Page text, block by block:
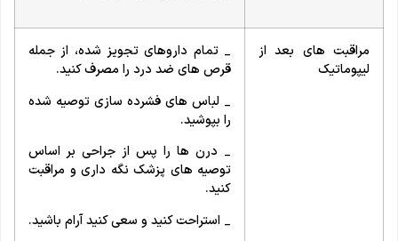
مراقبت های بعد از
لیپوماتیک
_ تمام داروهای تجویز شده، از جمله
قرص های ضد درد را مصرف کنید.
_ لباس های فشرده سازی توصیه شده
را بپوشید.
_ درن ها را پس از جراحی بر اساس
توصیه های پزشک نگه داری و مراقبت
کنید.
_ استراحت کنید و سعی کنید آرام باشید.